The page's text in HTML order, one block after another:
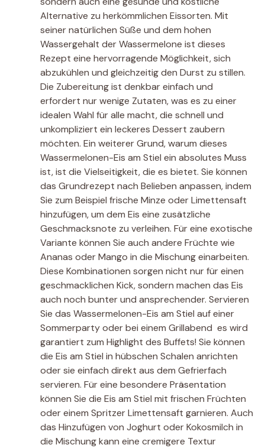
Alternative zu herkömmlichen Eissorten. Mit
seiner natürlichen Süße und dem hohen
Wassergehalt der Wassermelone ist dieses
Rezept eine hervorragende Möglichkeit, sich
abzukühlen und gleichzeitig den Durst zu stillen.
Die Zubereitung ist denkbar einfach und
erfordert nur wenige Zutaten, was es zu einer
idealen Wahl für alle macht, die schnell und
unkompliziert ein leckeres Dessert zaubern
möchten. Ein weiterer Grund, warum dieses
Wassermelonen-Eis am Stiel ein absolutes Muss
ist, ist die Vielseitigkeit, die es bietet. Sie können
das Grundrezept nach Belieben anpassen, indem
Sie zum Beispiel frische Minze oder Limettensaft
hinzufügen, um dem Eis eine zusätzliche
Geschmacksnote zu verleihen. Für eine exotische
Variante können Sie auch andere Früchte wie
Ananas oder Mango in die Mischung einarbeiten.
Diese Kombinationen sorgen nicht nur für einen
geschmacklichen Kick, sondern machen das Eis
auch noch bunter und ansprechender. Servieren
Sie das Wassermelonen-Eis am Stiel auf einer
Sommerparty oder bei einem Grillabend  es wird
garantiert zum Highlight des Buffets! Sie können
die Eis am Stiel in hübschen Schalen anrichten
oder sie einfach direkt aus dem Gefrierfach
servieren. Für eine besondere Präsentation
können Sie die Eis am Stiel mit frischen Früchten
oder einem Spritzer Limettensaft garnieren. Auch
das Hinzufügen von Joghurt oder Kokosmilch in
die Mischung kann eine cremigere Textur